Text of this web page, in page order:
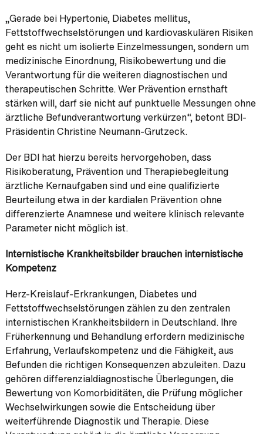
„Gerade bei Hypertonie, Diabetes mellitus,
Fettstoffwechselstörungen und kardiovaskulären Risiken
geht es nicht um isolierte Einzelmessungen, sondern um
medizinische Einordnung, Risikobewertung und die
Verantwortung für die weiteren diagnostischen und
therapeutischen Schritte. Wer Prävention ernsthaft
stärken will, darf sie nicht auf punktuelle Messungen ohne
ärztliche Befundverantwortung verkürzen“, betont BDI-
Präsidentin Christine Neumann-Grutzeck.
Der BDI hat hierzu bereits hervorgehoben, dass
Risikoberatung, Prävention und Therapiebegleitung
ärztliche Kernaufgaben sind und eine qualifizierte
Beurteilung etwa in der kardialen Prävention ohne
differenzierte Anamnese und weitere klinisch relevante
Parameter nicht möglich ist.
Internistische Krankheitsbilder brauchen internistische
Kompetenz
Herz-Kreislauf-Erkrankungen, Diabetes und
Fettstoffwechselstörungen zählen zu den zentralen
internistischen Krankheitsbildern in Deutschland. Ihre
Früherkennung und Behandlung erfordern medizinische
Erfahrung, Verlaufskompetenz und die Fähigkeit, aus
Befunden die richtigen Konsequenzen abzuleiten. Dazu
gehören differenzialdiagnostische Überlegungen, die
Bewertung von Komorbiditäten, die Prüfung möglicher
Wechselwirkungen sowie die Entscheidung über
weiterführende Diagnostik und Therapie. Diese